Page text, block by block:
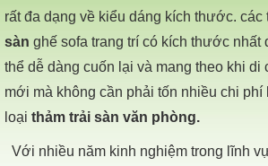
rất đa dạng về kiểu dáng kích thước. các
sàn ghế sofa trang trí có kích thước nhất
thể dễ dàng cuốn lại và mang theo khi di
mới mà không cần phải tốn nhiều chi
loại thảm trải sàn văn phòng.
Với nhiều năm kinh nghiệm trong lĩnh